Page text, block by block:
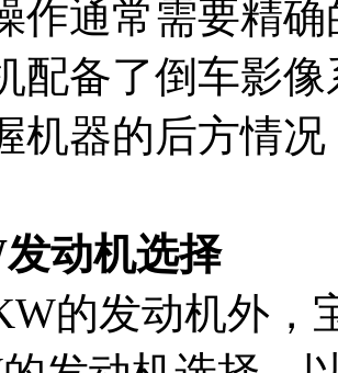
作通常需要精
配备了倒车影
机器的后方情
动机选择
的发动机外，